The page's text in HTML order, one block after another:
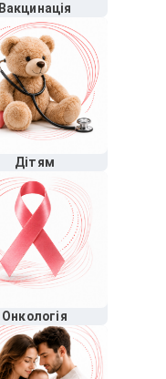
Вакцинація
Дітям
Онкологія